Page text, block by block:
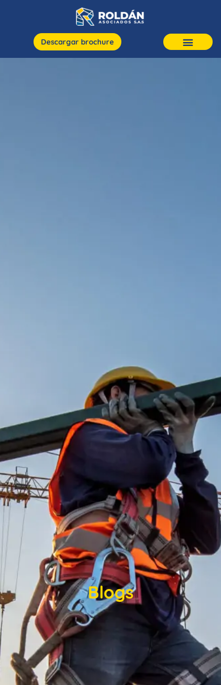
Descargar brochure
Blogs